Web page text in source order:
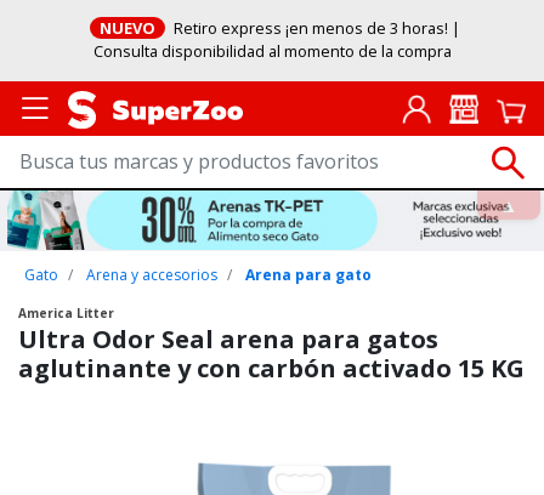
NUEVO
Retiro express ¡en menos de 3 horas! |
Consulta disponibilidad al momento de la compra
Gato Arena y accesorios Arena para gato
America Litter
Ultra Odor Seal arena para gatos
aglutinante y con carbón activado 15 KG